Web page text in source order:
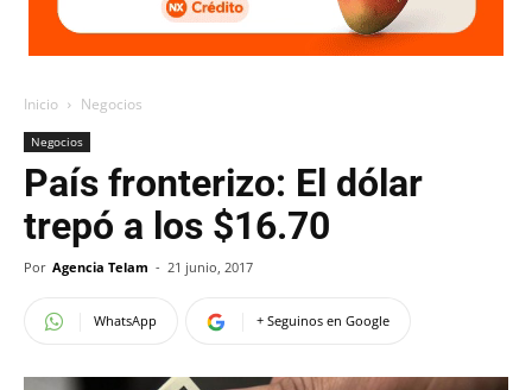
Inicio Negocios
Negocios
País fronterizo: El dólar
trepó a los $16.70
Por Agencia Telam - 21 junio, 2017
WhatsApp + Seguinos en Google